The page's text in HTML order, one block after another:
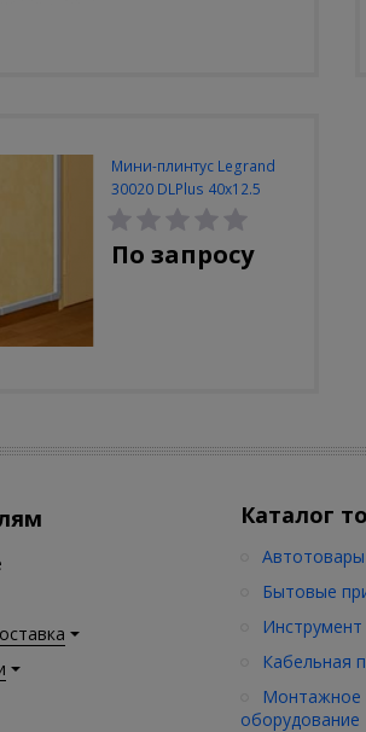
Мини-плинтус Legrand
30020 DLPlus 40x12.5
белый 2 отделения
По запросу
Каталог
Автотовары
Бытовые
Инструмент
Кабельная
Монтажное
оборудование